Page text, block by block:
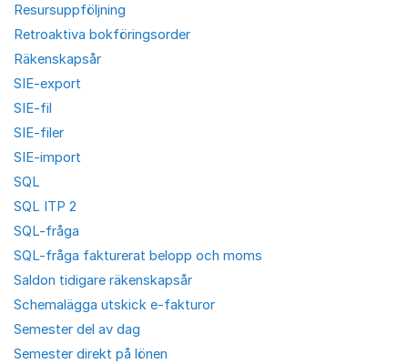
Resursuppföljning
Retroaktiva bokföringsorder
Räkenskapsår
SIE-export
SIE-fil
SIE-filer
SIE-import
SQL
SQL ITP 2
SQL-fråga
SQL-fråga fakturerat belopp och moms
Saldon tidigare räkenskapsår
Schemalägga utskick e-fakturor
Semester del av dag
Semester direkt på lönen